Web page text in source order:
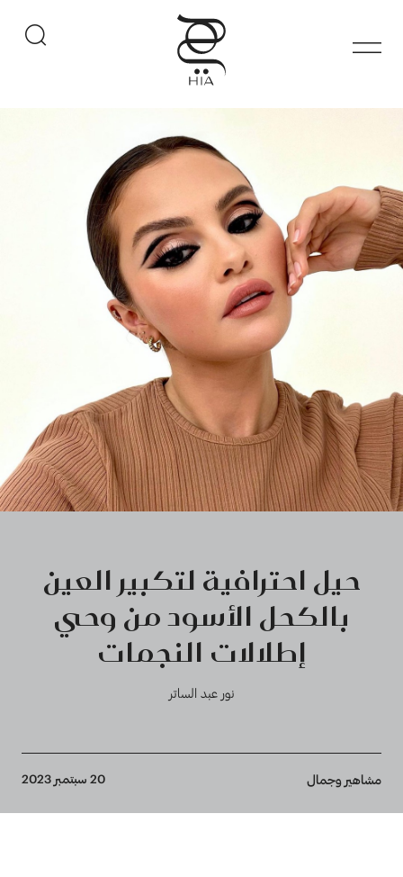
حيل احترافية لتكبير العين
بالكحل الأسود من وحي
إطلالات النجمات
نور عبد الساتر
Breadcrumb
مشاهير وجمال 20 سبتمبر 2023